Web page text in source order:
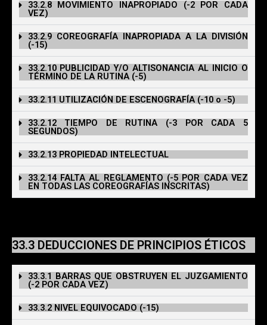
33.2.8 MOVIMIENTO INAPROPIADO (-2 POR CADA
VEZ)
33.2.9 COREOGRAFÍA INAPROPIADA A LA DIVISIÓN
(-15)
33.2.10 PUBLICIDAD Y/O ALTISONANCIA AL INICIO O
TÉRMINO DE LA RUTINA (-5)
33.2.11 UTILIZACIÓN DE ESCENOGRAFÍA (-10 o -5)
33.2.12 TIEMPO DE RUTINA (-3 POR CADA 5
SEGUNDOS)
33.2.13 PROPIEDAD INTELECTUAL
33.2.14 FALTA AL REGLAMENTO (-5 POR CADA VEZ
EN TODAS LAS COREOGRAFÍAS INSCRITAS)
33.3 DEDUCCIONES DE PRINCIPIOS ÉTICOS
33.3.1 BARRAS QUE OBSTRUYEN EL JUZGAMIENTO
(-2 POR CADA VEZ)
33.3.2 NIVEL EQUIVOCADO (-15)